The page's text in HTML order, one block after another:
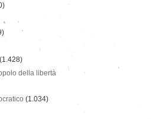
(1.428)
della libertà
(1.034)